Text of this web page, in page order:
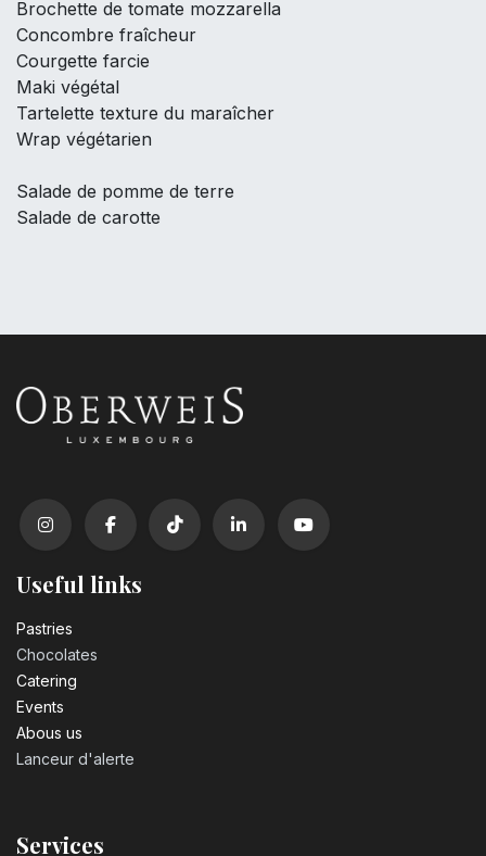
Brochette de tomate mozzarella
Concombre fraîcheur
Courgette farcie
Maki végétal
Tartelette texture du maraîcher
Wrap végétarien
Salade de pomme de terre
Salade de carotte
Useful links
Pastrie​s
Chocolates
Catering
Events
Abous us
Lanceur d'alerte
Services